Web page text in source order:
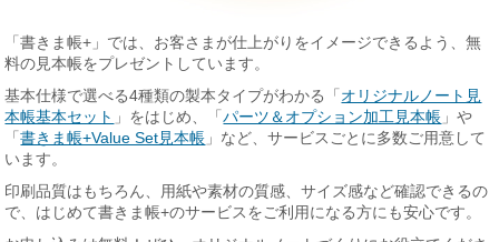
「書きま帳+」では、お客さまが仕上がりをイメージできるよう、無
料の見本帳をプレゼントしています。
基本仕様で選べる4種類の製本タイプがわかる「 オリジナルノート見
本帳基本セット 」をはじめ、「パーツ＆オプション加工見本帳 」や
「書きま帳+Value Set見本帳 」など、サービスごとに多数ご用意して
います。
印刷品質はもちろん、用紙や素材の質感、サイズ感など確認できるの
で、はじめて書きま帳+のサービスをご利用になる方にも安心です。